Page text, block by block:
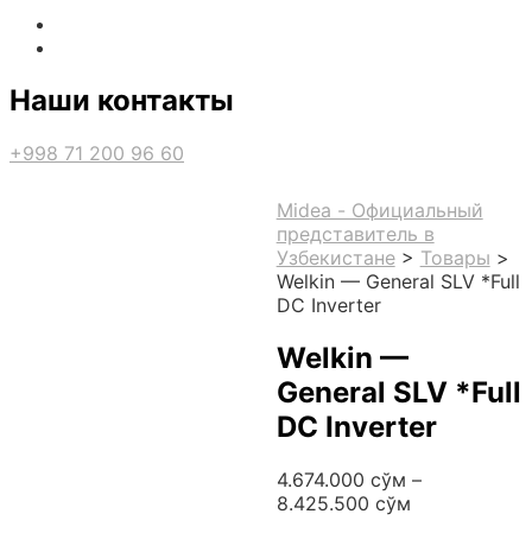
Наши контакты
+998 71 200 96 60
Midea - Официальный
представитель в
Узбекистане> Товары >
Welkin — General SLV *Full
DC Inverter
Welkin —
General SLV *Full
DC Inverter
4.674.000 сўм –
8.425.500 сўм